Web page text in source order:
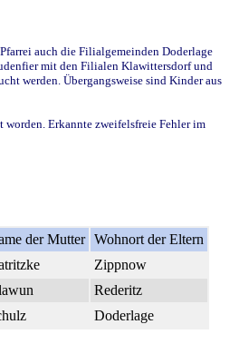
auch die Filialgemeinden Doderlage
mit den Filialen Klawittersdorf und
werden. Übergangsweise sind Kinder aus
Erkannte zweifelsfreie Fehler im
der Mutter Wohnort der Eltern
Zippnow
Rederitz
Doderlage